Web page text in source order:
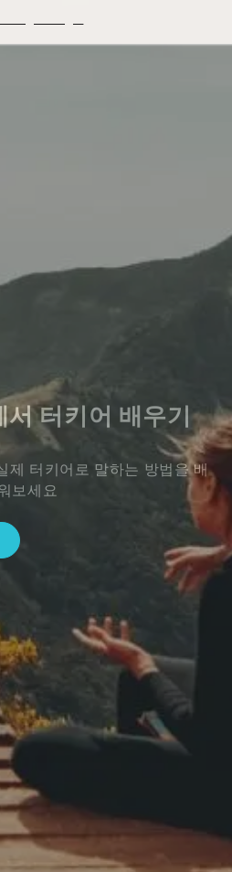
터키어 배우기
제 터키어로 말하는 방법을 배
보세요